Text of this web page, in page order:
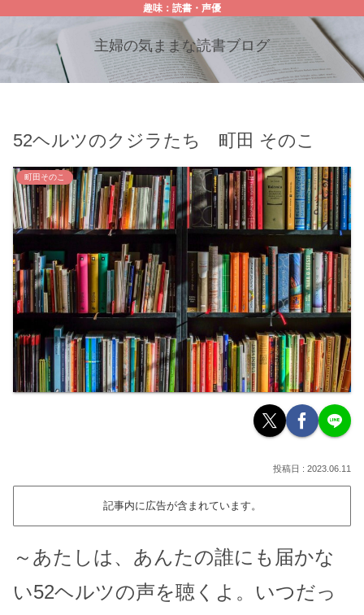
趣味：読書・声優
主婦の気ままな読書ブログ
52ヘルツのクジラたち 町田 そのこ
町田そのこ
2023.06.11
記事内に広告が含まれています。
～あたしは、あんたの誰にも届かな
い52ヘルツの声を聴くよ。いつだっ